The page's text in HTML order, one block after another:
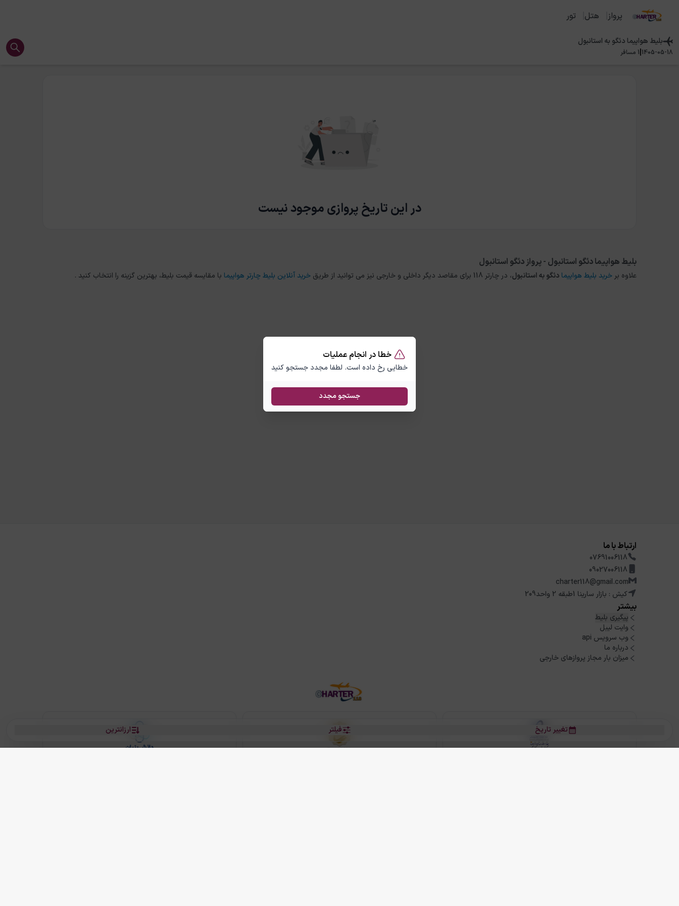
خطا در انجام عملیات
خطایی رخ داده است. لطفا مجدد جستجو کنید
جستجو مجدد
پرواز هتل تور
بلیط هواپیمادئگو به استانبول
1405-05-18
|
1 مسافر
در این تاریخ پروازی موجود نیست
ارزانترین فیلتر تغییر تاریخ
بلیط هواپیما دئگو استانبول - پرواز دئگو استانبول
علاوه بر خرید بلیط هواپیما دئگوبهاستانبول، در چارتر 118 برای مقاصد دیگر داخلی و خارجی نیز می توانید از طریق خرید آنلاین بلیط چارتر هواپیما با مقایسه قیمت بلیط، بهترین گزینه را انتخاب کنید .
ارتباط با ما
07691006118
09027006118
charter118@gmail.com
کیش : بازار سارینا 1طبقه 2 واحد209
بیشتر
پیگیری بلیط
وایت لیبل
وب سرویس api
درباره ما
میزان بار مجاز پروازهای خارجی